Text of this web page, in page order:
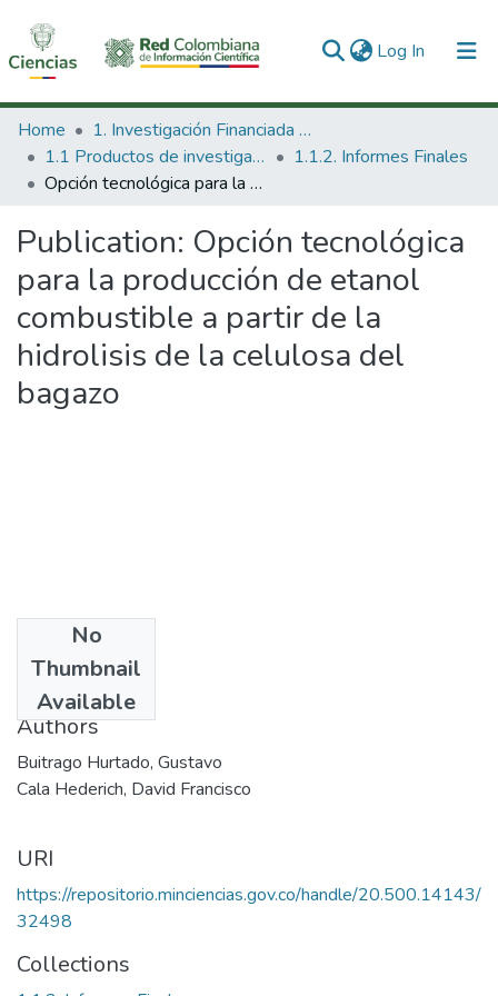
Log In (current)
Communities & Collections
All of DSpace
Home
1. Investigación Financiada con Recursos Públicos
1.1 Productos de investigación
1.1.2. Informes Finales
Opción tecnológica para la producción de etanol combustible a partir de la hidrolisis de la celulosa del bagazo
Publication: Opción tecnológica
para la producción de etanol
combustible a partir de la
hidrolisis de la celulosa del
bagazo
No
Thumbnail
Available
2001
Authors
Buitrago Hurtado, Gustavo
Cala Hederich, David Francisco
URI
https://repositorio.minciencias.gov.co/handle/20.500.14143/
32498
Collections